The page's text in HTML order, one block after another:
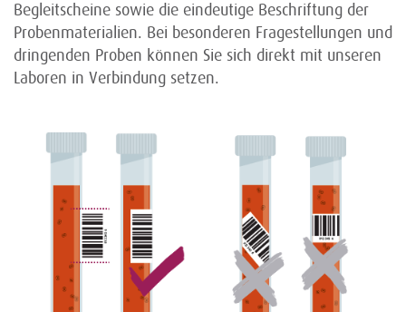
Begleitscheine sowie die eindeutige Beschriftung der
Probenmaterialien. Bei besonderen Fragestellungen und
dringenden Proben können Sie sich direkt mit unseren
Laboren in Verbindung setzen.